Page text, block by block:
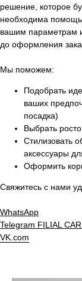
решение, которое
необходима
вашим параметрам
до оформления
Мы поможем:
Подобрать
ваших
посадка)
Выбрать
Стилизовать
аксессуары
Оформить
Свяжитесь с нами
WhatsApp
Telegram FILIAL
VK.com